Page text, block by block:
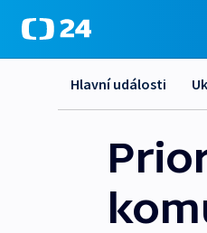
Hlavní události